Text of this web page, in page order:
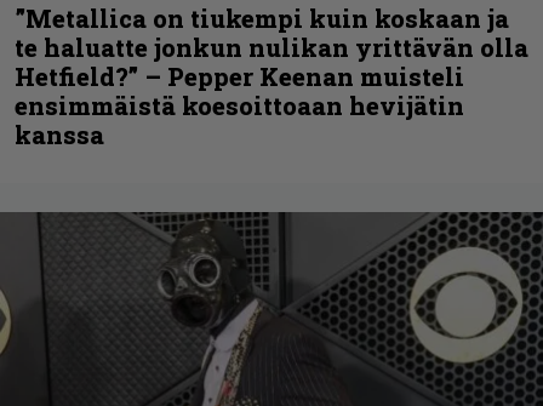
”Metallica on tiukempi kuin koskaan ja
te haluatte jonkun nulikan yrittävän olla
Hetfield?” – Pepper Keenan muisteli
ensimmäistä koesoittoaan hevijätin
kanssa